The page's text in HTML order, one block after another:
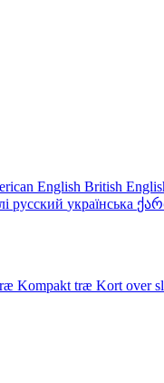
English British
русский українська
Kompakt træ Kort over